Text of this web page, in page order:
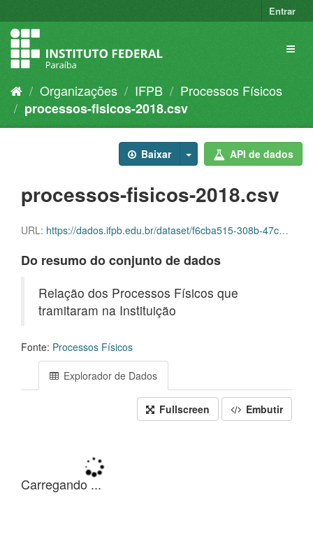
Entrar
Organizações IFPB
Processos Físicos
processos-fisicos-2018.csv
Baixar API de dados
processos-fisicos-2018.csv
URL: https://dados.ifpb.edu.br/dataset/f6cba515-308b-47cc-bbec-6bbbbc3e73a1/resource/7ccbdfa1-7081-45a7-ae6a-6ba3a7f6c0dc/download/processos-fisicos-2018.csv
Do resumo do conjunto de dados
Relação dos Processos Físicos que
tramitaram na Instituição
Fonte: Processos Físicos
Explorador de Dados
Fullscreen Embutir